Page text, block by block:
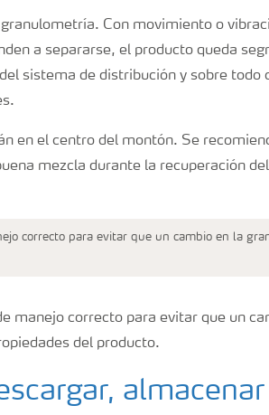
Con movimiento o
a separarse, el producto queda
sistema de distribución y sobre todo
en el centro del montón. Se
mezcla durante la recuperación
correcto para evitar que un cambio en la
manejo correcto para evitar que un
del producto.